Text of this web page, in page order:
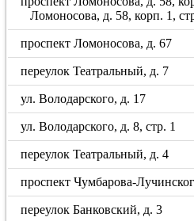
Ломоносова, д. 58, корп. 1,
проспект Ломоносова, д. 67
переулок Театральный, д. 7
ул. Володарского, д. 17
ул. Володарского, д. 8, стр. 1
переулок Театральный, д. 4
проспект Чумбарова-
переулок Банковский, д. 3